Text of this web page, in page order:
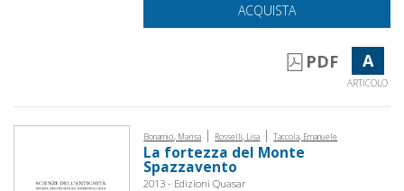
ACQUISTA
PDF A
ARTICOLO
Bonamici, Marisa | Rosselli, Lisa | Taccola, Emanuele
La fortezza del Monte
Spazzavento
2013 - Edizioni Quasar